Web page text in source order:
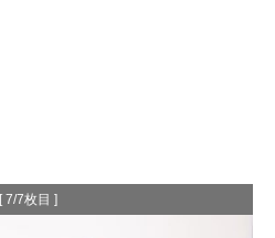
[ 7/7枚目 ]